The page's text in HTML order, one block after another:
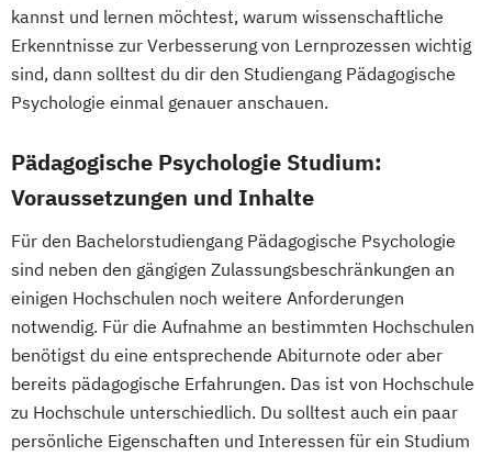
kannst und lernen möchtest, warum wissenschaftliche
Erkenntnisse zur Verbesserung von Lernprozessen wichtig
sind, dann solltest du dir den Studiengang Pädagogische
Psychologie einmal genauer anschauen.
Pädagogische Psychologie Studium:
Voraussetzungen und Inhalte
Für den Bachelorstudiengang Pädagogische Psychologie
sind neben den gängigen Zulassungsbeschränkungen an
einigen Hochschulen noch weitere Anforderungen
notwendig. Für die Aufnahme an bestimmten Hochschulen
benötigst du eine entsprechende Abiturnote oder aber
bereits pädagogische Erfahrungen. Das ist von Hochschule
zu Hochschule unterschiedlich. Du solltest auch ein paar
persönliche Eigenschaften und Interessen für ein Studium